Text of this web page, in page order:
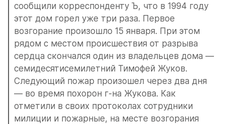
сообщили корреспонденту Ъ, что в 1994 году
этот дом горел уже три раза. Первое
возгорание произошло 15 января. При этом
рядом с местом происшествия от разрыва
сердца скончался один из владельцев дома —
семидесятисемилетний Тимофей Жуков.
Следующий пожар произошел через два дня
— во время похорон г-на Жукова. Как
отметили в своих протоколах сотрудники
милиции и пожарные, на месте возгорания